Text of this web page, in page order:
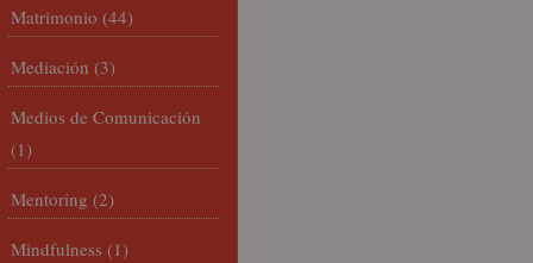
Matrimonio (44)
Mediación (3)
Medios de Comunicación
(1)
Mentoring (2)
Mindfulness (1)